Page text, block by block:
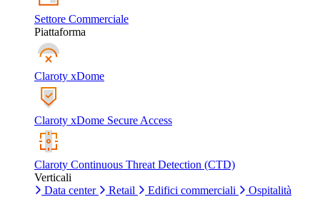
Settore Commerciale
Piattaforma
Claroty xDome
Claroty xDome Secure Access
Claroty Continuous Threat Detection (CTD)
Verticali
Data center
Retail Edifici commerciali Ospitalità